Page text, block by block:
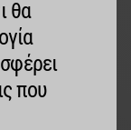
θα
που